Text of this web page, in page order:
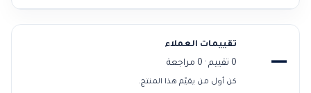
—
تقييمات العملاء
0 تقييم · 0 مراجعة
كن أول من يقيّم هذا المنتج.